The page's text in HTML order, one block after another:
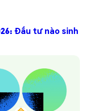
Đầu tư nào sinh